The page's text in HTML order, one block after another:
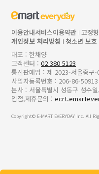
이용안내서비스이용약관 고정
개인정보 처리방침
청소년 보호
대표 : 한채양
고객센터 : 02 380 5123
통신판매업 : 제 2023-서울중구-
사업자등록번호 : 206-86-50913
본사 : 서울특별시 성동구 성수
입점,제휴문의 :
Copyright© E-MART EVERYDAY Inc. All